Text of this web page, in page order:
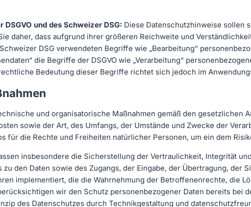
DSGVO und des Schweizer DSG: Diese Datenschutzhinweise sollen
daher, dass aufgrund ihrer größeren Reichweite und
DSG verwendeten Begriffe wie „Bearbeitung“
die Begriffe der DSGVO wie „Verarbeitung“
Bedeutung dieser Begriffe richtet sich jedoch im
und organisatorische Maßnahmen gemäß den gesetzlichen
sowie der Art, des Umfangs, der Umstände und Zwecke der
für die Rechte und Freiheiten natürlicher Personen, um ein dem
insbesondere die Sicherstellung der Vertraulichkeit, Integrität
den Daten sowie des Zugangs, der Eingabe, der Übertragung, der
implementiert, die die Wahrnehmung der Betroffenenrechte, die
wir den Schutz personenbezogener Daten bereits bei
des Datenschutzes durch Technikgestaltung und